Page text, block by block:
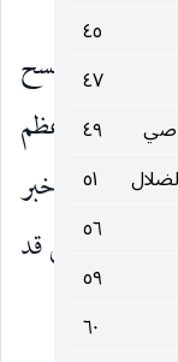
٤٥
٤٧
٤٩
٥١
٥٦
٥٩
٦٠
أي فجعل يمسح
، إذ هى أعظم
بلاها وخبر
التي قد